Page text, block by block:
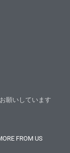
願いしています
FROM US